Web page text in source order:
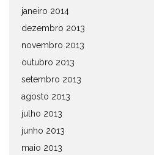
janeiro 2014
dezembro 2013
novembro 2013
outubro 2013
setembro 2013
agosto 2013
julho 2013
junho 2013
maio 2013